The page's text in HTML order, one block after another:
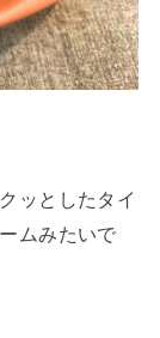
ッとしたタイ
ムみたいで